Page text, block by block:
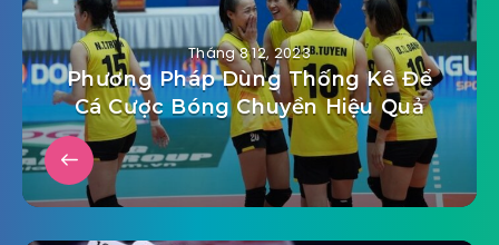
Tháng 8 12, 2023
Phương Pháp Dùng Thống Kê Để
Cá Cược Bóng Chuyền Hiệu Quả